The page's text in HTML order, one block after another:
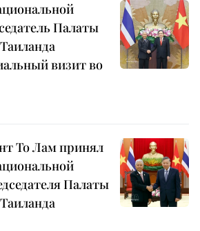
Палаты
визит во
То Лам принял
Палаты